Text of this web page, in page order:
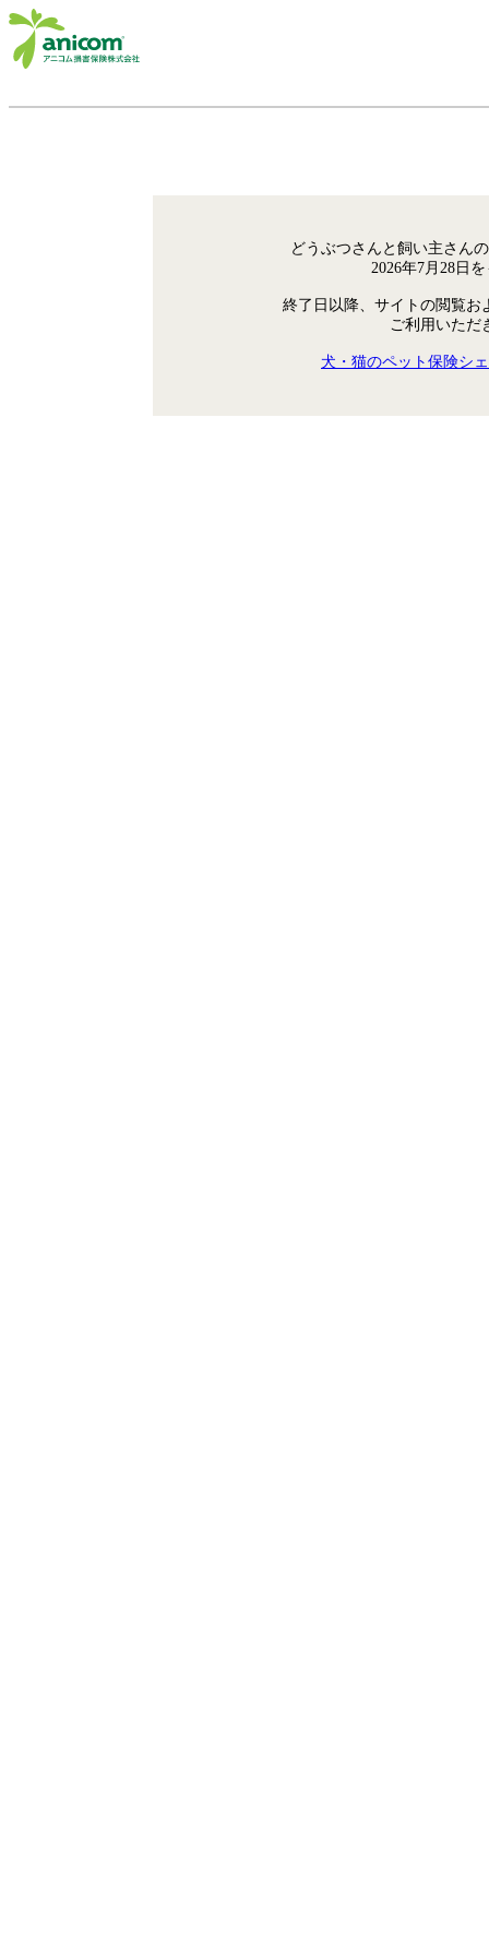
どうぶつさんと飼い主さん
2026年7月28日
終了日以降、サイトの閲覧お
ご利用いただ
犬・猫のペット保険シ